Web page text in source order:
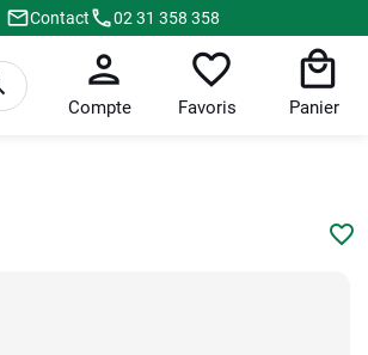
Contact 02 31 358 358
Compte Favoris Panier